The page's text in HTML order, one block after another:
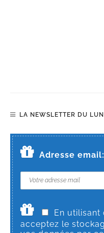
LA NEWSLETTER DU
Adresse email:
En
acceptez le